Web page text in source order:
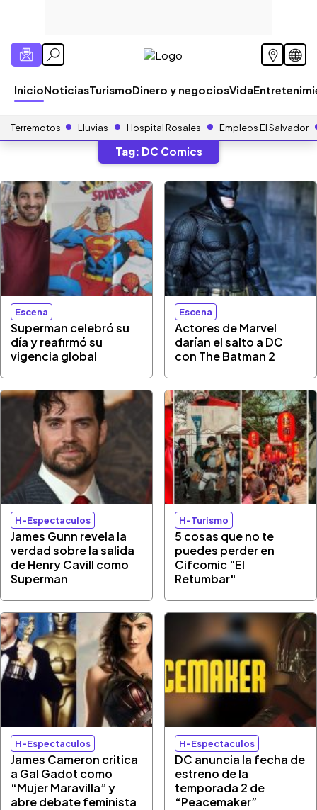
InicioNoticiasTurismoDinero y negociosVida
Terremotos Lluvias Hospital Rosales Empleos El Salvador
Tag: DC Comics
Escena
Superman celebró su
día y reafirmó su
vigencia global
Escena
Actores de Marvel
darían el salto a DC
con The Batman 2
H-Espectaculos
James Gunn revela la
verdad sobre la salida
de Henry Cavill como
Superman
H-Turismo
5 cosas que no te
puedes perder en
Cifcomic "El
Retumbar"
H-Espectaculos
James Cameron critica
a Gal Gadot como
“Mujer Maravilla” y
abre debate feminista
H-Espectaculos
DC anuncia la fecha de
estreno de la
temporada 2 de
“Peacemaker”